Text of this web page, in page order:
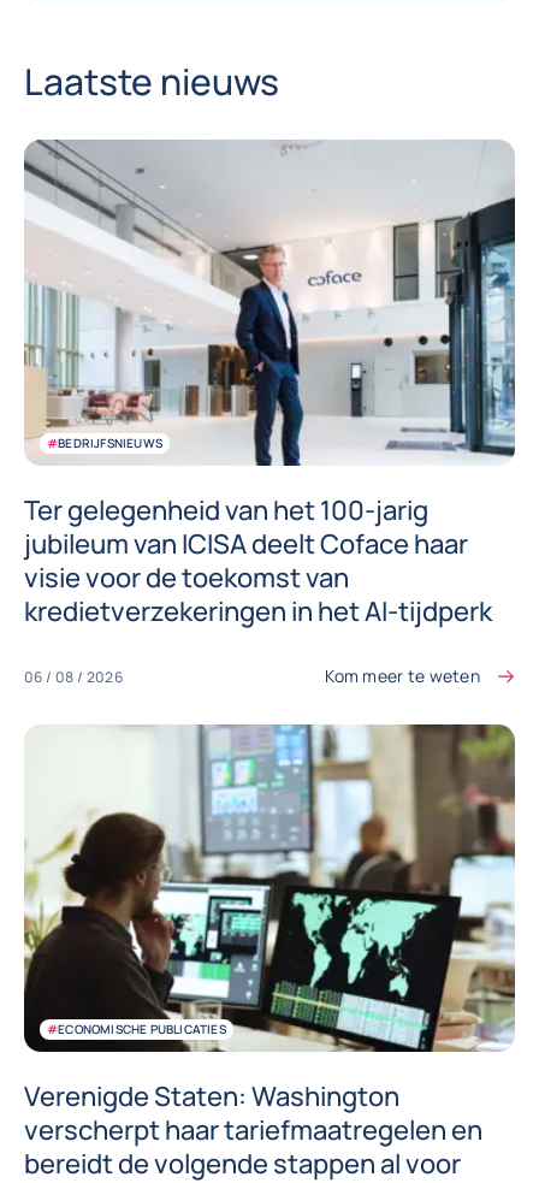
Laatste nieuws
#BEDRIJFSNIEUWS
Ter gelegenheid van het 100-jarig
jubileum van ICISA deelt Coface haar
visie voor de toekomst van
kredietverzekeringen in het AI-tijdperk
06 / 08 / 2026 Kom meer te weten
#ECONOMISCHE PUBLICATIES
Verenigde Staten: Washington
verscherpt haar tariefmaatregelen en
bereidt de volgende stappen al voor